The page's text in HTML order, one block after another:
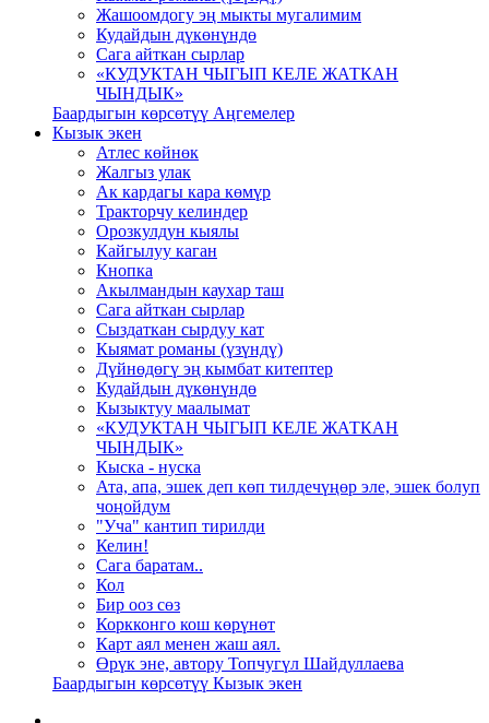
Жашоомдогу эң мыкты мугалимим
Кудайдын дүкөнүндө
Сага айткан сырлар
«КУДУКТАН ЧЫГЫП КЕЛЕ ЖАТКАН
ЧЫНДЫК»
Баардыгын көрсөтүү Аңгемелер
Кызык экен
Атлес көйнөк
Жалгыз улак
Ак кардагы кара көмүр
Тракторчу келиндер
Орозкулдун кыялы
Кайгылуу каган
Кнопка
Акылмандын каухар таш
Сага айткан сырлар
Сыздаткан сырдуу кат
Кыямат романы (үзүндү)
Дүйнөдөгү эң кымбат китептер
Кудайдын дүкөнүндө
Кызыктуу маалымат
«КУДУКТАН ЧЫГЫП КЕЛЕ ЖАТКАН
ЧЫНДЫК»
Кыска - нуска
Ата, апа, эшек деп көп тилдечүңөр эле, эшек болуп
чоңойдум
"Уча" кантип тирилди
Келин!
Сага баратам..
Кол
Бир ооз сөз
Коркконго кош көрүнөт
Карт аял менен жаш аял.
Өрүк эне, автору Топчугүл Шайдуллаева
Баардыгын көрсөтүү Кызык экен